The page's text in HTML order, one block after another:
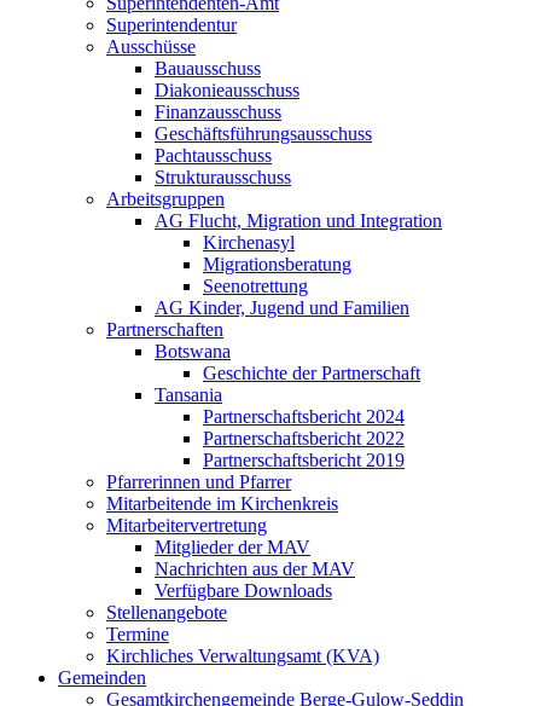
Superintendentur
Ausschüsse
Bauausschuss
Diakonieausschuss
Finanzausschuss
Geschäftsführungsausschuss
Pachtausschuss
Strukturausschuss
Arbeitsgruppen
AG Flucht, Migration und Integration
Kirchenasyl
Migrationsberatung
Seenotrettung
AG Kinder, Jugend und Familien
Partnerschaften
Botswana
Geschichte der Partnerschaft
Tansania
Partnerschaftsbericht 2024
Partnerschaftsbericht 2022
Partnerschaftsbericht 2019
Pfarrerinnen und Pfarrer
Mitarbeitende im Kirchenkreis
Mitarbeitervertretung
Mitglieder der MAV
Nachrichten aus der MAV
Verfügbare Downloads
Stellenangebote
Termine
Kirchliches Verwaltungsamt (KVA)
Gemeinden
Gesamtkirchengemeinde Berge-Gulow-Seddin